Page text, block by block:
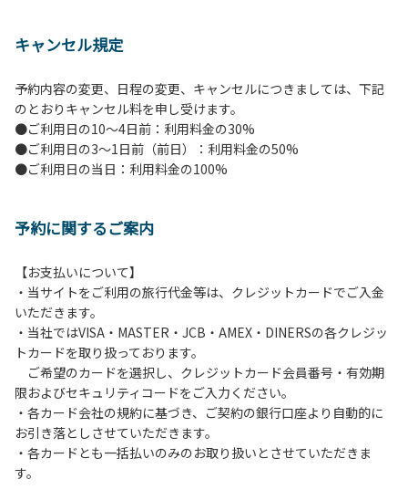
また、今後の状況次第で変わる場合がありますのでご了承く
【ペンションでの取り組み】
・お食事は席数を減らしソーシャルディスタンスを確保して
のお食事。
・お食事は18時と19時の2回に分けて行います。（ご希望の
・玄関、食堂に手指の消毒スプレーを設置。
・定期的な施設の消毒。
・スタッフの体調管理、健康チェックの徹底。
・使い捨てスリッパをご用意しております。
・施設内の換気。
※食事中は窓を開けて換気をさせていただく場合がございま
す。また、山の上なので朝晩は冷えます。服装は１枚多めに
ご用意ください。
【お客様へお願い】
・パブリックスペースでは、食事中以外はマスクの着用をお
キャンセル規定
予約内容の変更、日程の変更、キャンセルにつきましては、下記
のとおりキャンセル料を申し受けます。
●ご利用日の10～4日前：利用料金の30%
●ご利用日の3～1日前（前日）：利用料金の50%
●ご利用日の当日：利用料金の100%
予約に関するご案内
【お支払いについて】
・当サイトをご利用の旅行代金等は、クレジットカードでご入金
いただきます。
・当社ではVISA・MASTER・JCB・AMEX・DINERSの各クレジッ
トカードを取り扱っております。
ご希望のカードを選択し、クレジットカード会員番号・有効期
限およびセキュリティコードをご入力ください。
・各カード会社の規約に基づき、ご契約の銀行口座より自動的に
お引き落としさせていただきます。
・各カードとも一括払いのみのお取り扱いとさせていただきま
す。